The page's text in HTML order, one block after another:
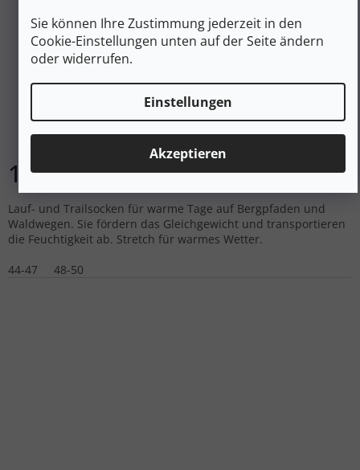
Sie können Ihre Zustimmung jederzeit in den
Cookie-Einstellungen unten auf der Seite ändern
oder widerrufen.
Einstellungen
Akzeptieren
–5 %
BRIDGEDALE Herren TRAIL RUN ULTRALIGHT T2
COOLMAX SPORT 3/4 CREW navy Socken - blau
Auf Lager
16 € DETAIL
Lauf- und Trailsocken für warme Tage auf Bergpfaden und
Waldwegen. Sie fördern das Gleichgewicht und transportieren
die Feuchtigkeit ab. Stretch für warmes Wetter.
44-47
48-50